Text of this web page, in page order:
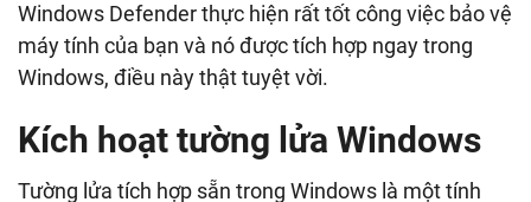
Windows Defender thực hiện rất tốt công việc bảo vệ
máy tính của bạn và nó được tích hợp ngay trong
Windows, điều này thật tuyệt vời.
Kích hoạt tường lửa Windows
Tường lửa tích hợp sẵn trong Windows là một tính